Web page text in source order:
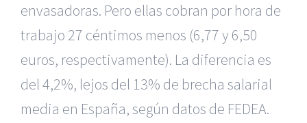
envasadoras. Pero ellas cobran por hora de
trabajo 27 céntimos menos (6,77 y 6,50
euros, respectivamente). La diferencia es
del 4,2%, lejos del 13% de brecha salarial
media en España, según datos de FEDEA.